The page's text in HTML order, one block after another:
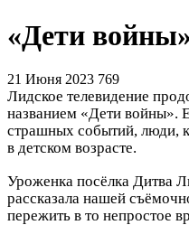
«Дети
21 Июня 2023 769
Лидское телевидение
названием «Дети войны».
страшных событий, люди,
в детском возрасте.
Уроженка посёлка Дитва
рассказала нашей
пережить в то непростое